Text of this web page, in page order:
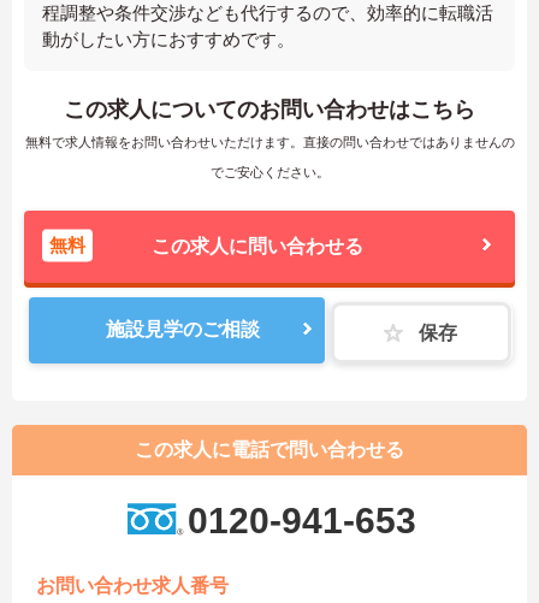
程調整や条件交渉なども代行するので、効率的に転職活
動がしたい方におすすめです。
この求人についてのお問い合わせはこちら
無料で求人情報をお問い合わせいただけます。直接の問い合わせではありませんの
でご安心ください。
無料 この求人に問い合わせる
施設見学のご相談 保存
この求人に電話で問い合わせる
0120-941-653
お問い合わせ求人番号